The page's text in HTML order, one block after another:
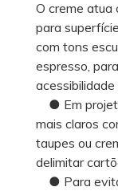
O creme atua
para
com tons
espresso,
● Em
mais claros
taupes ou
delimitar
● Para